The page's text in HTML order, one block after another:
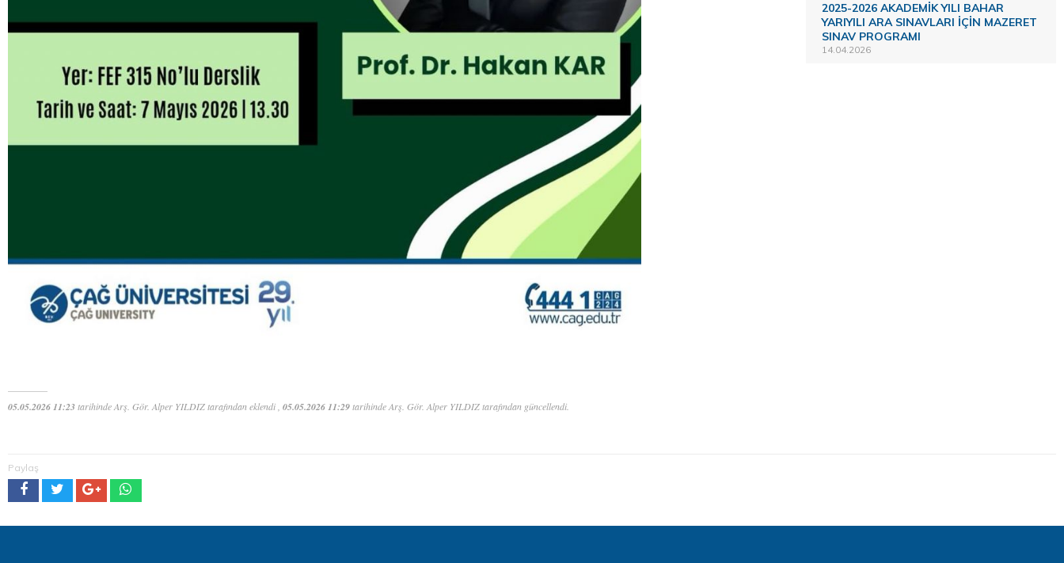
05.05.2026 11:23tarihinde Arş. Gör. Alper YILDIZ tarafından eklendi , 05.05.2026 11:29tarihinde Arş. Gör. Alper YILDIZ tarafından güncellendi.
2025-2026 AKADEMİK YILI BAHAR
YARIYILI ARA SINAVLARI İÇİN MAZERET
SINAV PROGRAMI
14.04.2026
Paylaş